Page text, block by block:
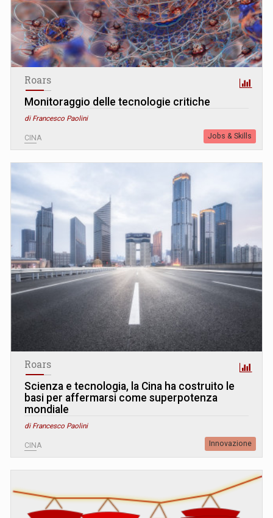
Roars
Monitoraggio delle tecnologie critiche
di Francesco Paolini
CINA Jobs & Skills
Roars
Scienza e tecnologia, la Cina ha costruito le
basi per affermarsi come superpotenza
mondiale
di Francesco Paolini
CINA Innovazione